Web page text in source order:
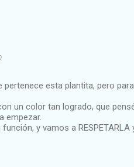
esta plantita, pero
un color tan logrado, que
empezar.
y vamos a RESPETARLA